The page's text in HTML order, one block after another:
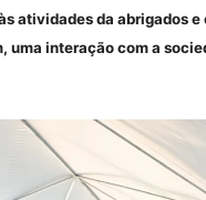
atividades da abrigados
uma interação com a